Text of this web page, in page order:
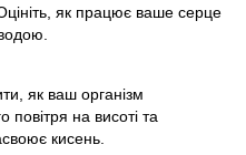
як працює ваше серце
як ваш організм
повітря на висоті та
кисень.